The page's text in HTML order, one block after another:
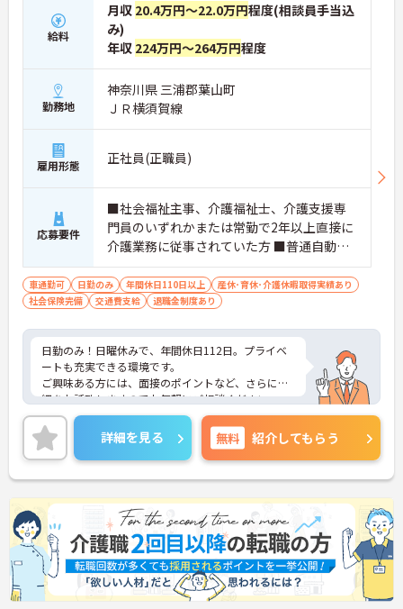
給料
月収 20.4万円～22.0万円程度(相談員手当込
み)
年収 224万円～264万円程度
勤務地
神奈川県 三浦郡葉山町
ＪＲ横須賀線
雇用形態 正社員(正職員)
応募要件
■社会福祉主事、介護福祉士、介護支援専
門員のいずれかまたは常勤で2年以上直接に
介護業務に従事されていた方 ■普通自動車
運転免許(AT限定可)
車通勤可 日勤のみ 年間休日110日以上
産休･育休･介護休暇取得実績あり
社会保険完備
交通費支給 退職金制度あり
日勤のみ！日曜休みで、年間休日112日。プライベ
ートも充実できる環境です。
ご興味ある方には、面接のポイントなど、さらに詳
細をお話致しますのでお気軽にご相談ください。
詳細を見る 無料 紹介してもらう